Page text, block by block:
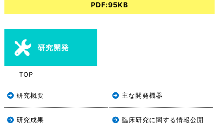
PDF:95KB
研究開発
TOP
研究概要 主な開発機器
研究成果 臨床研究に関する情報公開